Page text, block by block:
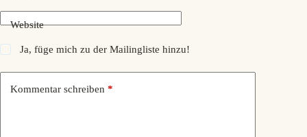
Website
Ja, füge mich zu der Mailingliste hinzu!
Kommentar schreiben *